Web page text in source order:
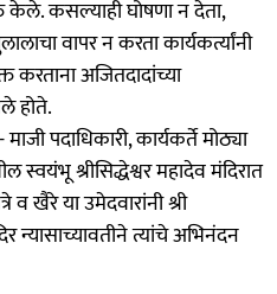
केले. कसल्याही घोषणा न देता,
वापर न करता कार्यकर्त्यांनी
अजितदादांच्या
होते.
पदाधिकारी, कार्यकर्ते मोठ्या
श्रीसिद्धेश्वर महादेव मंदिरात
खैरे या उमेदवारांनी श्री
न्यासाच्यावतीने त्यांचे अभिनंदन